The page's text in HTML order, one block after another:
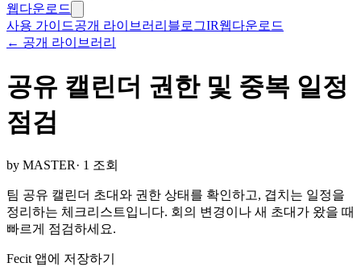
웹다운로드
사용 가이드공개 라이브러리 블로그IR웹다운로드
← 공개 라이브러리
공유 캘린더 권한 및 중복 일정
점검
by MASTER· 1 조회
팀 공유 캘린더 초대와 권한 상태를 확인하고, 겹치는 일정을
정리하는 체크리스트입니다. 회의 변경이나 새 초대가 왔을 때
빠르게 점검하세요.
Fecit 앱에 저장하기